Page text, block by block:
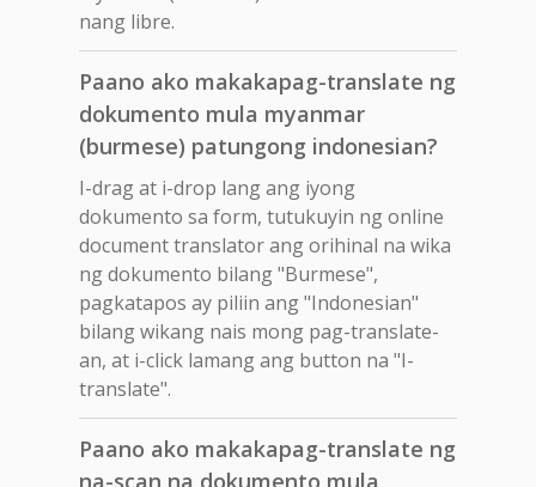
nang libre.
Paano ako makakapag-translate ng
dokumento mula myanmar
(burmese) patungong indonesian?
I-drag at i-drop lang ang iyong
dokumento sa form, tutukuyin ng online
document translator ang orihinal na wika
ng dokumento bilang "Burmese",
pagkatapos ay piliin ang "Indonesian"
bilang wikang nais mong pag-translate-
an, at i-click lamang ang button na "I-
translate".
Paano ako makakapag-translate ng
na-scan na dokumento mula